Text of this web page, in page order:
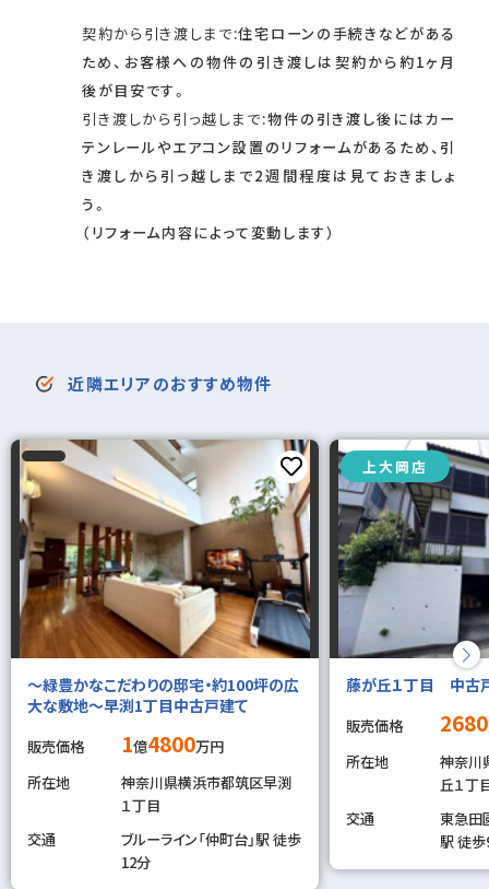
契約から引き渡しまで:住宅ローンの手続きなどがある
ため、お客様への物件の引き渡しは契約から約1ヶ月
後が目安です。
引き渡しから引っ越しまで:物件の引き渡し後にはカー
テンレールやエアコン設置のリフォームがあるため、引
き渡しから引っ越しまで2週間程度は見ておきましょ
う。
（リフォーム内容によって変動します）
近隣エリアのおすすめ物件
～緑豊かなこだわりの邸宅・約100坪の広
大な敷地～早渕1丁目中古戸建て
販売価格 1億4800万円
所在地
神奈川県横浜市都筑区早渕
１丁目
交通
ブルーライン「仲町台」駅 徒歩
12分
上大岡店
藤が丘１丁目 中古
販売価格 2680
所在地
神奈川
丘１丁
交通
東急田
駅 徒